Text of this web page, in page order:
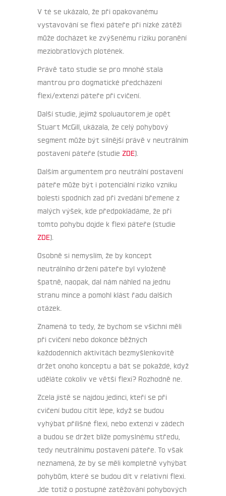
V té se ukázalo, že při opakovanému
vystavování se flexi páteře při nízké zátěži
může docházet ke zvýšenému riziku poranění
meziobratlových plotének.
Právě tato studie se pro mnohé stala
mantrou pro dogmatické předcházení
flexi/extenzi páteře při cvičení.
Další studie, jejímž spoluautorem je opět
Stuart McGill, ukázala, že celý pohybový
segment může být silnější právě v neutrálním
postavení páteře (studie ZDE).
Dalším argumentem pro neutrální postavení
páteře může být i potenciální riziko vzniku
bolesti spodních zad při zvedání břemene z
malých výšek, kde předpokládáme, že při
tomto pohybu dojde k flexi páteře (studie
ZDE).
Osobně si nemyslím, že by koncept
neutrálního držení páteře byl vyloženě
špatně, naopak, dal nám náhled na jednu
stranu mince a pomohl klást řadu dalších
otázek.
Znamená to tedy, že bychom se všichni měli
při cvičení nebo dokonce běžných
každodenních aktivitách bezmyšlenkovitě
držet onoho konceptu a bát se pokaždé, když
uděláte cokoliv ve větší flexi? Rozhodně ne.
Zcela jistě se najdou jedinci, kteří se při
cvičení budou cítit lépe, když se budou
vyhýbat přílišné flexi, nebo extenzi v zádech
a budou se držet blíže pomyslnému středu,
tedy neutrálnímu postavení páteře. To však
neznamená, že by se měli kompletně vyhýbat
pohybům, které se budou dít v relativní flexi.
Jde totiž o postupné zatěžování pohybových